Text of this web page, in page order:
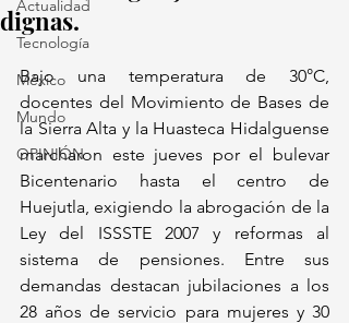
Actualidad
Tecnología
México
Mundo
OPINIÓN
dignas.
Bajo una temperatura de 30°C,
docentes del Movimiento de Bases de
la Sierra Alta y la Huasteca Hidalguense
marcharon este jueves por el bulevar
Bicentenario hasta el centro de
Huejutla, exigiendo la abrogación de la
Ley del ISSSTE 2007 y reformas al
sistema de pensiones. Entre sus
demandas destacan jubilaciones a los
28 años de servicio para mujeres y 30